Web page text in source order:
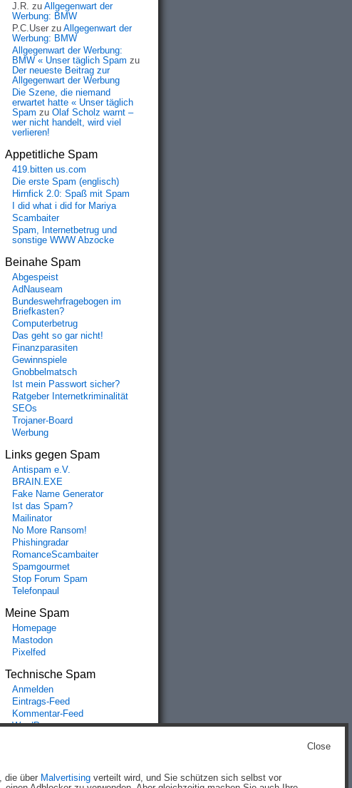
J.R. zu Allgegenwart der
Werbung: BMW
P.C.User zu Allgegenwart der
Werbung: BMW
Allgegenwart der Werbung:
BMW « Unser täglich Spam zu
Der neueste Beitrag zur
Allgegenwart der Werbung
Die Szene, die niemand
erwartet hatte « Unser täglich
Spam zu Olaf Scholz warnt –
wer nicht handelt, wird viel
verlieren!
Appetitliche Spam
419.bitten us.com
Die erste Spam (englisch)
Hirnfick 2.0: Spaß mit Spam
I did what i did for Mariya
Scambaiter
Spam, Internetbetrug und
sonstige WWW Abzocke
Beinahe Spam
Abgespeist
AdNauseam
Bundeswehrfragebogen im
Briefkasten?
Computerbetrug
Das geht so gar nicht!
Finanzparasiten
Gewinnspiele
Gnobbelmatsch
Ist mein Passwort sicher?
Ratgeber Internetkriminalität
SEOs
Trojaner-Board
Werbung
Links gegen Spam
Antispam e.V.
BRAIN.EXE
Fake Name Generator
Ist das Spam?
Mailinator
No More Ransom!
Phishingradar
RomanceScambaiter
Spamgourmet
Stop Forum Spam
Telefonpaul
Meine Spam
Homepage
Mastodon
Pixelfed
Technische Spam
Anmelden
Eintrags-Feed
Kommentar-Feed
WordPress.org
Close
die über Malvertising verteilt wird, und Sie schützen sich selbst vor